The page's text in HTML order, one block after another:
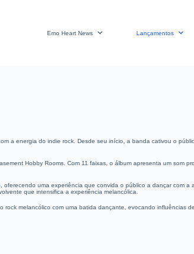
Emo Heart News
Lançamentos
a energia do indie rock. Desde seu início, a banda cativou o
Hobby Rooms. Com 11 faixas, o álbum apresenta um som
uma experiência que convida o público a dançar com
que intensifica a experiência melancólica.
melancólico com uma batida dançante, evocando influências